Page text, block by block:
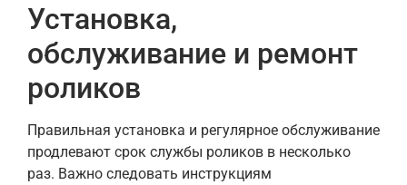
Установка,
обслуживание и ремонт
роликов
Правильная установка и регулярное обслуживание
продлевают срок службы роликов в несколько
раз. Важно следовать инструкциям